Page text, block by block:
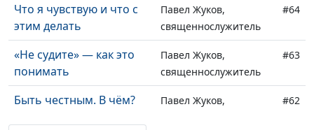
Что я чувствую и что с
этим делать
Павел Жуков,
священнослужитель
#64
«Не судите» — как это
понимать
Павел Жуков,
священнослужитель
#63
Быть честным. В чём?
Павел Жуков,
#62